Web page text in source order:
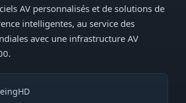
AV personnalisés et de solutions de
intelligentes, au service des
avec une infrastructure AV